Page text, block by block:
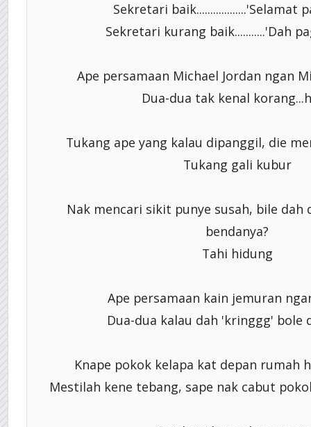
Sekretari baik..................'Selamat
Sekretari kurang baik...........'Dah
Ape persamaan Michael Jordan ngan
Dua-dua tak kenal
Tukang ape yang kalau dipanggil, die
Tukang gali kubur
Nak mencari sikit punye susah, bile dah
bendanya?
Tahi hidung
Ape persamaan kain jemuran
Dua-dua kalau dah 'kringgg' bole
Knape pokok kelapa kat depan rumah
Mestilah kene tebang, sape nak cabut